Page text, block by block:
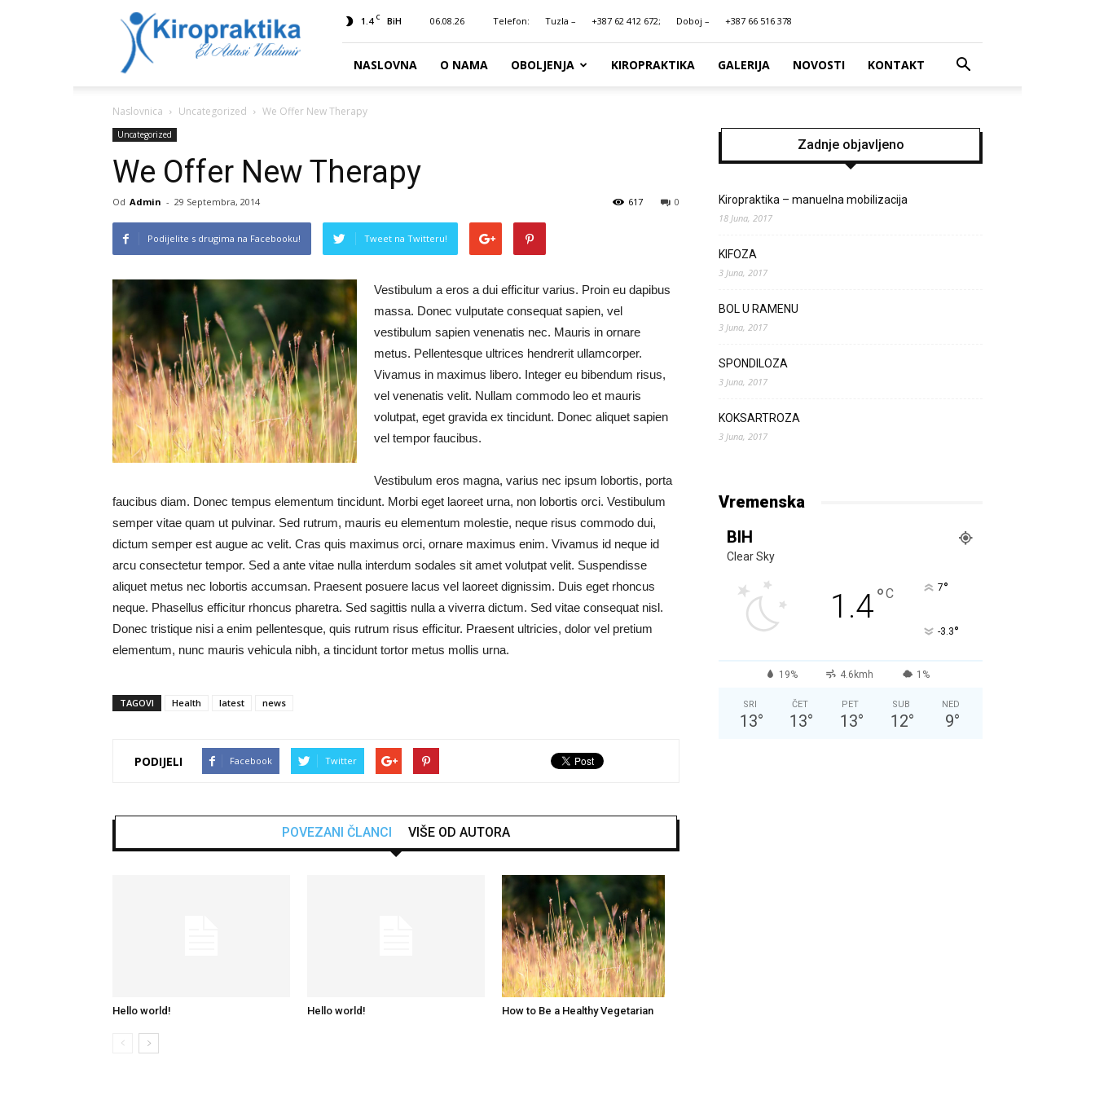
Kiropraktika
ADASI
1.4 C BiH 06.08.26 Telefon: Tuzla – +387 62 412 672; Doboj – +387 66 516 378
NASLOVNA O NAMA OBOLJENJA KIROPRAKTIKA GALERIJA NOVOSTI KONTAKT
Naslovnica Uncategorized We Offer New Therapy
Uncategorized
We Offer New Therapy
Od Admin - 29 Septembra, 2014 0
617
Podijelite s drugima na Facebooku! Tweet na Twitteru!
Vestibulum a eros a dui efficitur varius. Proin eu dapibus
massa. Donec vulputate consequat sapien, vel
vestibulum sapien venenatis nec. Mauris in ornare
metus. Pellentesque ultrices hendrerit ullamcorper.
Vivamus in maximus libero. Integer eu bibendum risus,
vel venenatis velit. Nullam commodo leo et mauris
volutpat, eget gravida ex tincidunt. Donec aliquet sapien
vel tempor faucibus.
Vestibulum eros magna, varius nec ipsum lobortis, porta
faucibus diam. Donec tempus elementum tincidunt. Morbi eget laoreet urna, non lobortis orci. Vestibulum
semper vitae quam ut pulvinar. Sed rutrum, mauris eu elementum molestie, neque risus commodo dui,
dictum semper est augue ac velit. Cras quis maximus orci, ornare maximus enim. Vivamus id neque id
arcu consectetur tempor. Sed a ante vitae nulla interdum sodales sit amet volutpat velit. Suspendisse
aliquet metus nec lobortis accumsan. Praesent posuere lacus vel laoreet dignissim. Duis eget rhoncus
neque. Phasellus efficitur rhoncus pharetra. Sed sagittis nulla a viverra dictum. Sed vitae consequat nisl.
Donec tristique nisi a enim pellentesque, quis rutrum risus efficitur. Praesent ultricies, dolor vel pretium
elementum, nunc mauris vehicula nibh, a tincidunt tortor metus mollis urna.
TAGOVI Health latest news
PODIJELI Facebook Twitter
POVEZANI ČLANCI VIŠE OD AUTORA
Hello world! Hello world! How to Be a Healthy Vegetarian
Zadnje objavljeno
Kiropraktika – manuelna mobilizacija
18 Juna, 2017
KIFOZA
3 Juna, 2017
BOL U RAMENU
3 Juna, 2017
SPONDILOZA
3 Juna, 2017
KOKSARTROZA
3 Juna, 2017
Vremenska
BIH
Clear Sky
1.4°C 7°
-3.3°
19% 4.6kmh 1%
SRI
13°
ČET
13°
PET
13°
SUB
12°
NED
9°